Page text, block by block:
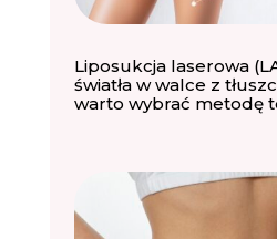
Liposukcja laserowa
światła w walce z
warto wybrać metodę